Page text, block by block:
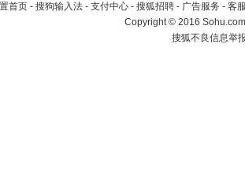
首页 - 搜狗输入法 - 支付中心 - 搜狐招聘 - 广告服务 - 客
Copyright©2016
搜狐不良信息举